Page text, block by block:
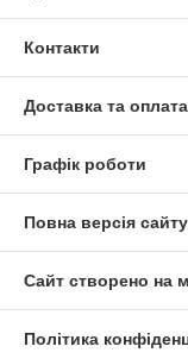
Контакти
Доставка та оплата
Графік роботи
Повна версія сайту
Сайт створено на
Політика